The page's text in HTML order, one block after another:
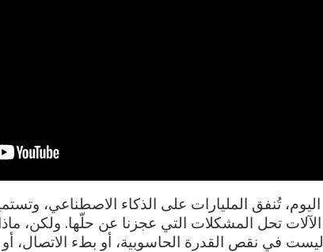
اليوم، تُنفق المليارات على الذكاء الاصطناعي،
الآلات تحل المشكلات التي عجزنا عن حلّها. ولكن،
ليست في نقص القدرة الحاسوبية، أو بطء الاتصال،